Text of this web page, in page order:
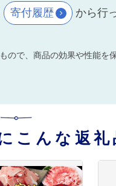
寄付履歴 から行
で、商品の効果や性能を
こんな返礼